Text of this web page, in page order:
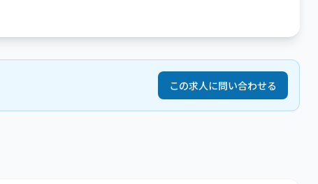
この求人に問い合わせる